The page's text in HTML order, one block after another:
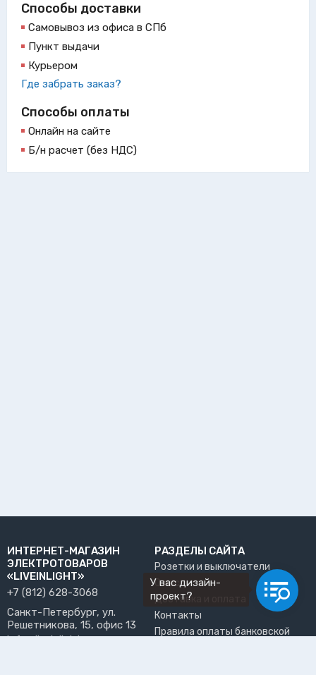
Способы доставки
Самовывоз из офиса в СПб
Пункт выдачи
Курьером
Где забрать заказ?
Способы оплаты
Онлайн на сайте
Б/н расчет (без НДС)
ИНТЕРНЕТ-МАГАЗИН
ЭЛЕКТРОТОВАРОВ
«LIVEINLIGHT»
+7 (812) 628-3068
Санкт-Петербург, ул.
Решетникова, 15, офис 13
info@liveinlight.ru
РАЗДЕЛЫ САЙТА
Розетки и выключатели
О нас
Доставка и оплата
Контакты
Правила оплаты банковской
У вас дизайн-
проект?